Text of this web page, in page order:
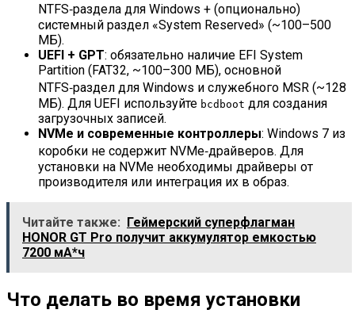
NTFS‑раздела для Windows + (опционально)
системный раздел «System Reserved» (~100–500
МБ).
UEFI + GPT: обязательно наличие EFI System
Partition (FAT32, ~100–300 МБ), основной
NTFS‑раздел для Windows и служебного MSR (~128
МБ). Для UEFI используйте bcdboot для создания
загрузочных записей.
NVMe и современные контроллеры: Windows 7 из
коробки не содержит NVMe‑драйверов. Для
установки на NVMe необходимы драйверы от
производителя или интеграция их в образ.
Читайте также: Геймерский суперфлагман
HONOR GT Pro получит аккумулятор емкостью
7200 мА*ч
Что делать во время установки